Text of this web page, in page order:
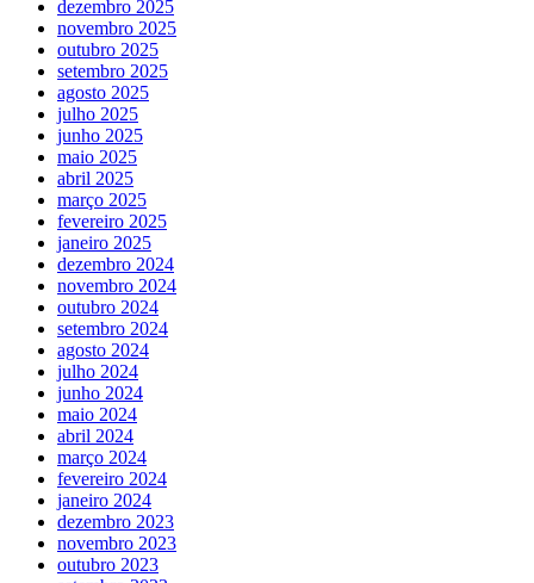
dezembro 2025
novembro 2025
outubro 2025
setembro 2025
agosto 2025
julho 2025
junho 2025
maio 2025
abril 2025
março 2025
fevereiro 2025
janeiro 2025
dezembro 2024
novembro 2024
outubro 2024
setembro 2024
agosto 2024
julho 2024
junho 2024
maio 2024
abril 2024
março 2024
fevereiro 2024
janeiro 2024
dezembro 2023
novembro 2023
outubro 2023